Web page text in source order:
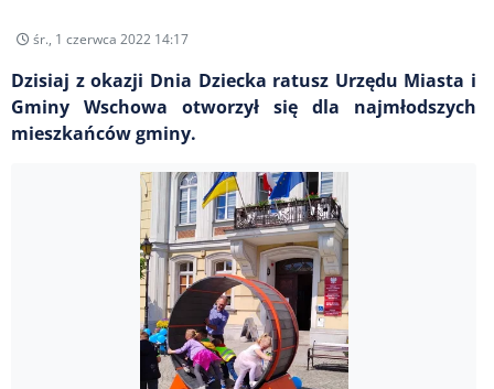
śr., 1 czerwca 2022 14:17
Dzisiaj z okazji Dnia Dziecka ratusz Urzędu Miasta i
Gminy Wschowa otworzył się dla najmłodszych
mieszkańców gminy.